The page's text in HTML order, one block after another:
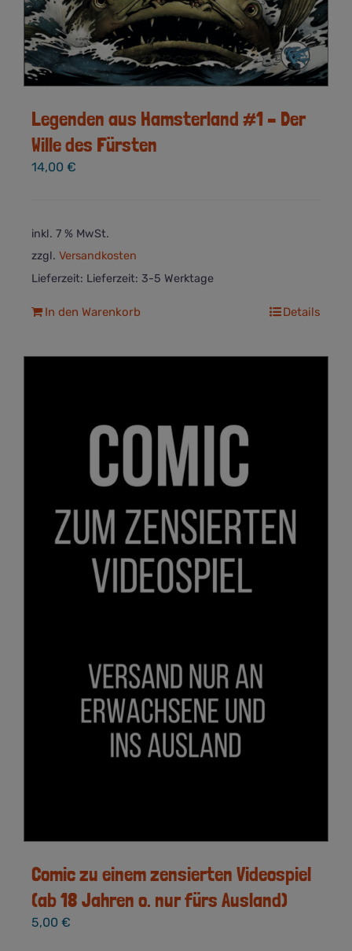
Legenden aus Hamsterland #1 – Der
Wille des Fürsten
14,00 €
inkl. 7 % MwSt.
zzgl. Versandkosten
Lieferzeit: Lieferzeit: 3-5 Werktage
In den Warenkorb Details
Comic zu einem zensierten Videospiel
(ab 18 Jahren o. nur fürs Ausland)
5,00 €